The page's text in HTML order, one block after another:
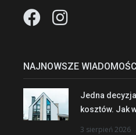
NAJNOWSZE WIADOMOŚCI
Jedna
kosztów. Jak
3 sierpień 2026